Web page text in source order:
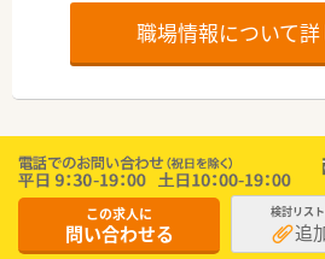
職場情報について詳
この求人に
問い合わせる
検討リス
追